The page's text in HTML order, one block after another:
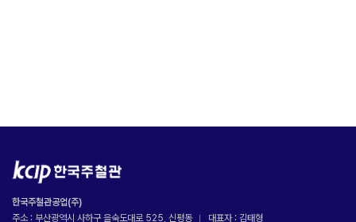
한국주철관공업(주)
주소 : 부산광역시 사하구 을숙도대로 525, 신평동
대표자 : 김태형